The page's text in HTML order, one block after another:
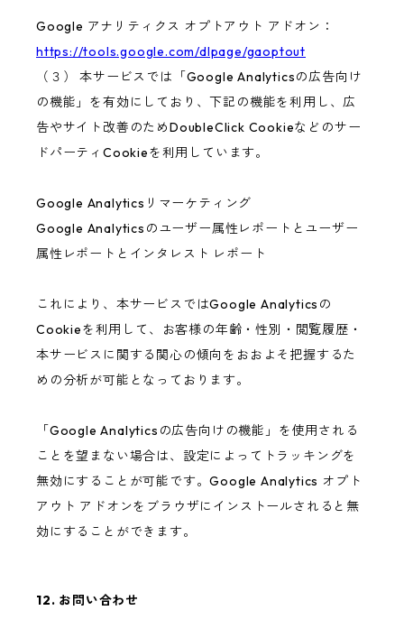
Google アナリティクス オプトアウト アドオン：
https://tools.google.com/dlpage/gaoptout
（３） 本サービスでは「Google Analyticsの広告向け
の機能」を有効にしており、下記の機能を利用し、広
告やサイト改善のためDoubleClick Cookieなどのサー
ドパーティCookieを利用しています。
Google Analyticsリマーケティング
Google Analyticsのユーザー属性レポートとユーザー
属性レポートとインタレスト レポート
これにより、本サービスではGoogle Analyticsの
Cookieを利用して、お客様の年齢・性別・閲覧履歴・
本サービスに関する関心の傾向をおおよそ把握するた
めの分析が可能となっております。
「Google Analyticsの広告向けの機能」を使用される
ことを望まない場合は、設定によってトラッキングを
無効にすることが可能です。Google Analytics オプト
アウト アドオンをブラウザにインストールされると無
効にすることができます。
12. お問い合わせ